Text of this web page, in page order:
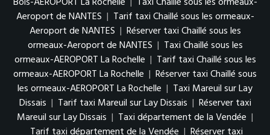
Aeroport de NANTES | Tarif taxi Chaillé sous les ormeaux-
Aeroport de NANTES | Réserver taxi Chaillé sous les
ormeaux-Aeroport de NANTES | Taxi Chaillé sous les
ormeaux-AEROPORT La Rochelle | Tarif taxi Chaillé sous les
ormeaux-AEROPORT La Rochelle | Réserver taxi Chaillé sous
les ormeaux-AEROPORT La Rochelle | Taxi Mareuil sur Lay
Dissais | Tarif taxi Mareuil sur Lay Dissais | Réserver taxi
Mareuil sur Lay Dissais | Taxi département de la Vendée |